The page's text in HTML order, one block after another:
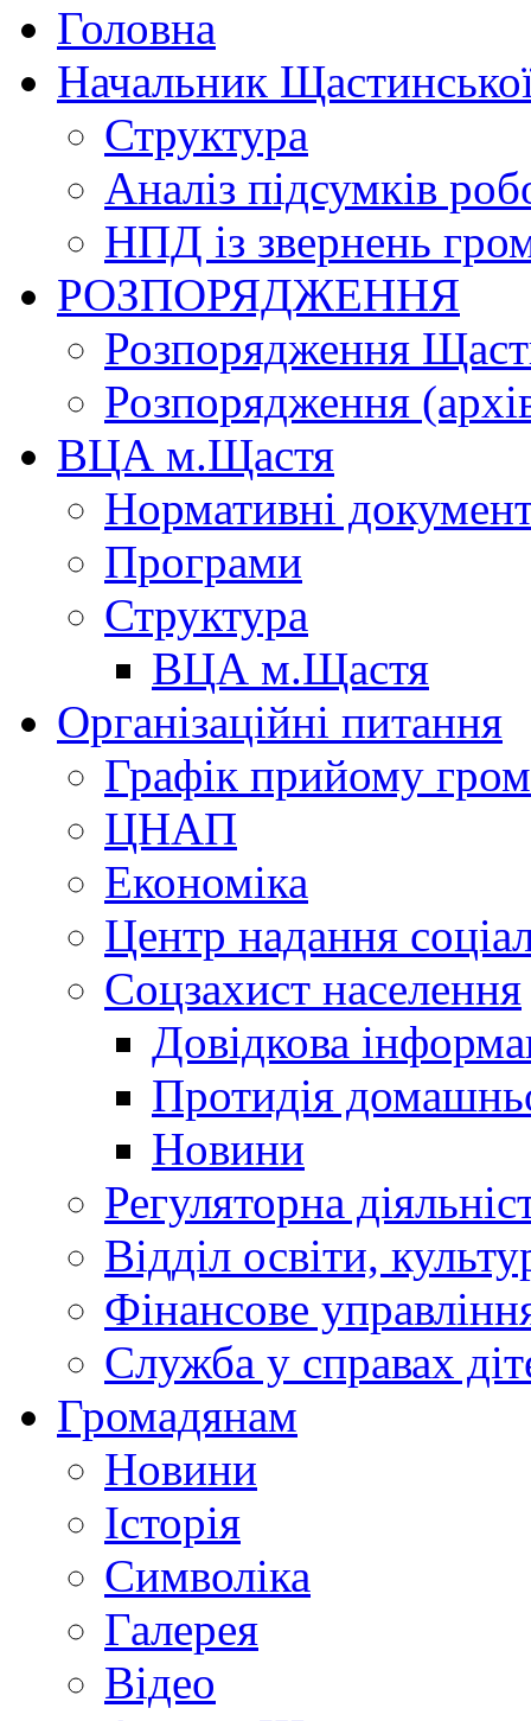
Головна
Начальник
Структура
Аналіз підсумків
НПД із звернень
РОЗПОРЯДЖЕННЯ
Розпорядження
Розпорядження
ВЦА м.Щастя
Нормативні
Програми
Структура
ВЦА м.Щастя
Організаційні питання
Графік прийому
ЦНАП
Економіка
Центр надання
Соцзахист населення
Довідкова
Протидія
Новини
Регуляторна
Відділ освіти,
Фінансове
Служба у справах
Громадянам
Новини
Історія
Символіка
Галерея
Відео